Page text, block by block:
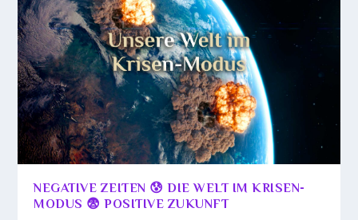
NEGATIVE ZEITEN 😰 DIE WELT IM KRISEN-
MODUS 😨 POSITIVE ZUKUNFT